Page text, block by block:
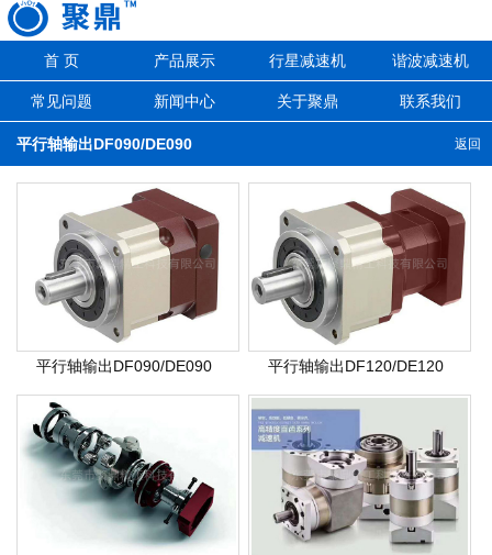
首 页 产品展示 行星减速机 谐波减速机
常见问题 新闻中心 关于聚鼎 联系我们
返回
平行轴输出DF090/DE090
平行轴输出DF090/DE090 平行轴输出DF120/DE120